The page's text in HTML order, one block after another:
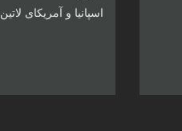
اسپانیا و آمریکای لاتین